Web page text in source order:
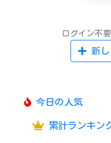
新
今日の人気
累計ランキン